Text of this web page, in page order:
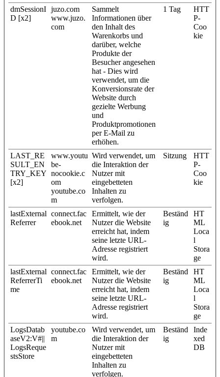
dmSessionI
D [x2]
juzo.com
www.juzo.
com
Sammelt
Informationen über
den Inhalt des
Warenkorbs und
darüber, welche
Produkte der
Besucher angesehen
hat - Dies wird
verwendet, um die
Konversionsrate der
Website durch
gezielte Werbung
und
Produktpromotionen
per E-Mail zu
erhöhen.
1 Tag
HTT
P-
Coo
kie
LAST_RE
SULT_EN
TRY_KEY
[x2]
www.youtu
be-
nocookie.c
om
youtube.co
m
Wird verwendet, um
die Interaktion der
Nutzer mit
eingebetteten
Inhalten zu
verfolgen.
Sitzung
HTT
P-
Coo
kie
lastExternal
Referrer
connect.fac
ebook.net
Ermittelt, wie der
Nutzer die Website
erreicht hat, indem
seine letzte URL-
Adresse registriert
wird.
Beständ
ig
HT
ML
Loca
l
Stora
ge
lastExternal
ReferrerTi
me
connect.fac
ebook.net
Ermittelt, wie der
Nutzer die Website
erreicht hat, indem
seine letzte URL-
Adresse registriert
wird.
Beständ
ig
HT
ML
Loca
l
Stora
ge
LogsDatab
aseV2:V#||
LogsReque
stsStore
youtube.co
m
Wird verwendet, um
die Interaktion der
Nutzer mit
eingebetteten
Inhalten zu
verfolgen.
Beständ
ig
Inde
xed
DB